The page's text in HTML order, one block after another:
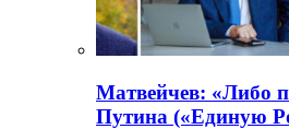
Матвейчев: «Либо
Путина («Единую